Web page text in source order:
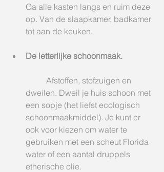
Ga alle kasten langs en ruim deze
op. Van de slaapkamer, badkamer
tot aan de keuken.
De letterlijke schoonmaak.
dweilen. Dweil je huis schoon met
een sopje (het liefst ecologisch
schoonmaakmiddel). Je kunt er
ook voor kiezen om water te
gebruiken met een scheut Florida
water of een aantal druppels
etherische olie.